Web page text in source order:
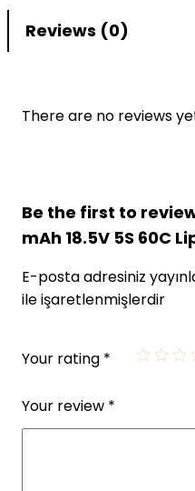
Reviews (0)
There are no reviews
Be the first to
mAh 18.5V 5S 60C
E-posta adresiniz
ile işaretlenmişlerdir
Your rating *
Your review *